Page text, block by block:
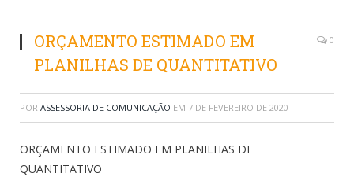
ORÇAMENTO ESTIMADO EM
PLANILHAS DE QUANTITATIVO
0
POR ASSESSORIA DE COMUNICAÇÃO EM 7 DE FEVEREIRO DE 2020
ORÇAMENTO ESTIMADO EM PLANILHAS DE
QUANTITATIVO